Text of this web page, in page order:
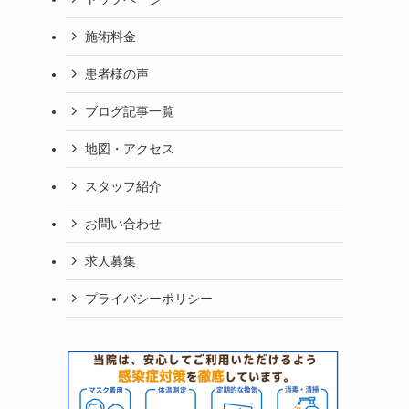
施術料金
患者様の声
ブログ記事一覧
地図・アクセス
スタッフ紹介
お問い合わせ
求人募集
プライバシーポリシー